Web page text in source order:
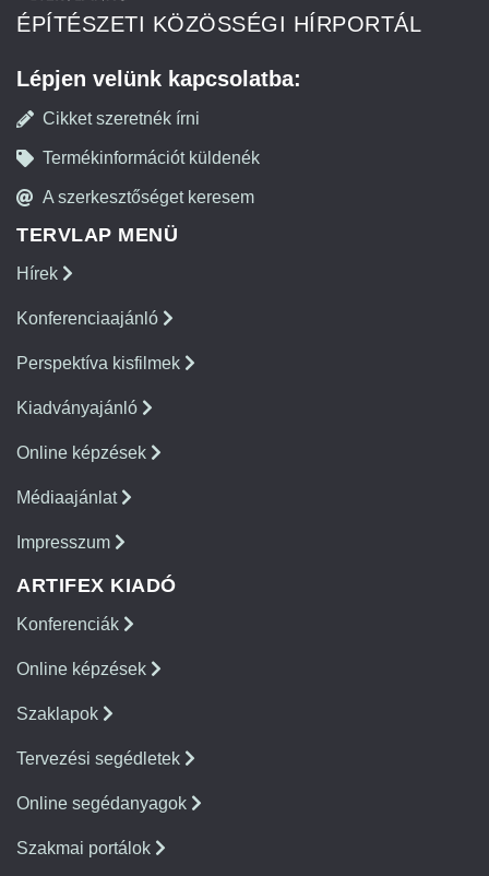
ÉPÍTÉSZETI KÖZÖSSÉGI HÍRPORTÁL
Lépjen velünk kapcsolatba:
Cikket szeretnék írni
Termékinformációt küldenék
A szerkesztőséget keresem
TERVLAP MENÜ
Hírek
Konferenciaajánló
Perspektíva kisfilmek
Kiadványajánló
Online képzések
Médiaajánlat
Impresszum
ARTIFEX KIADÓ
Konferenciák
Online képzések
Szaklapok
Tervezési segédletek
Online segédanyagok
Szakmai portálok